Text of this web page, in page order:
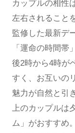
カップルの相性
左右されること
監修した最新デ
「運命の時間
後2時から4時が
すく、お互いの
魅力が自然と引
上のカップルは
ム」がおすすめ